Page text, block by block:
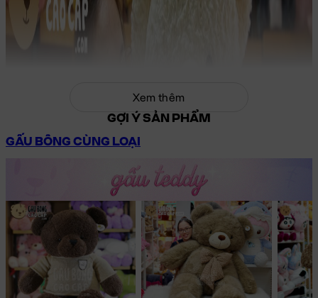
Xem thêm
GỢI Ý SẢN PHẨM
GẤU BÔNG CÙNG LOẠI